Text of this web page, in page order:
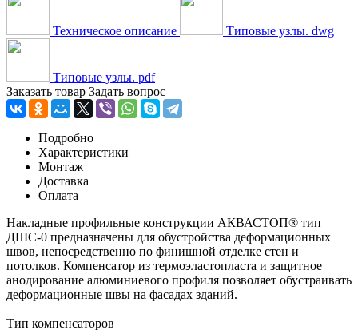
Техническое описание Типовые узлы. dwg
Типовые узлы. pdf
Заказать товар Задать вопрос
Подробно
Характеристики
Монтаж
Доставка
Оплата
Накладные профильные конструкции АКВАСТОП® тип
ДШС-0 предназначены для обустройства деформационных
швов, непосредственно по финишной отделке стен и
потолков. Компенсатор из термоэластопласта и защитное
анодирование алюминиевого профиля позволяет обустраивать
деформационные швы на фасадах зданий.
Тип компенсаторов